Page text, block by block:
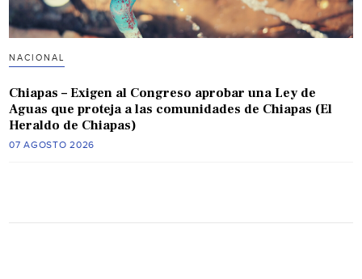
NACIONAL
Chiapas – Exigen al Congreso aprobar una Ley de
Aguas que proteja a las comunidades de Chiapas (El
Heraldo de Chiapas)
07 AGOSTO 2026